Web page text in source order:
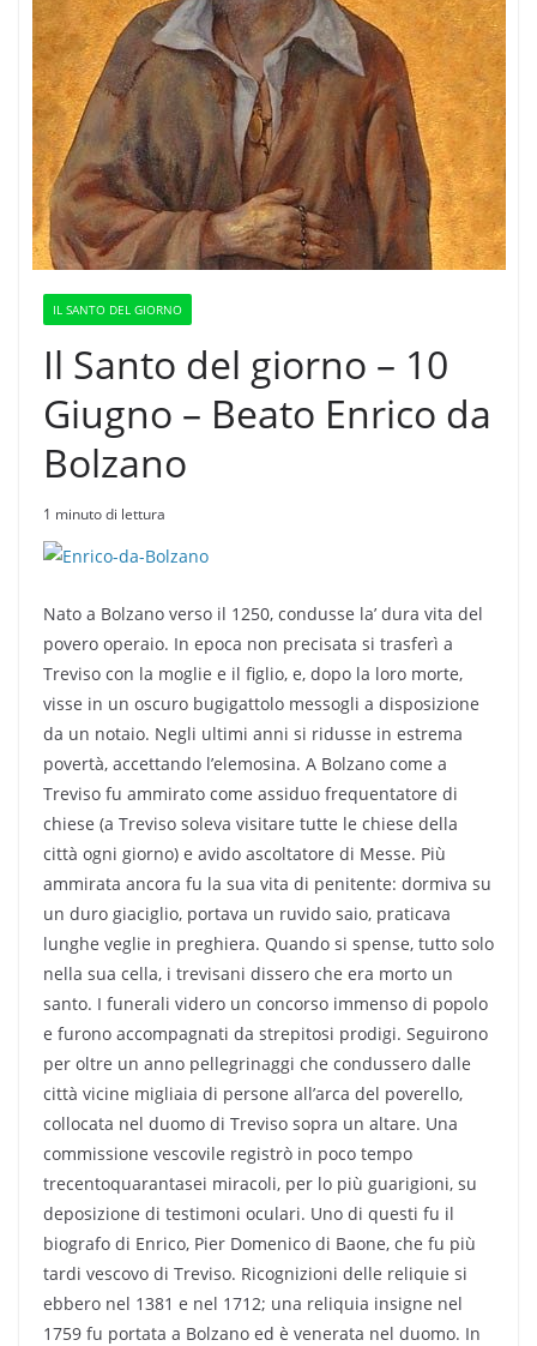
IL SANTO DEL GIORNO
Il Santo del giorno – 10
Giugno – Beato Enrico da
Bolzano
1 minuto di lettura
Nato a Bolzano verso il 1250, condusse la’ dura vita del
povero operaio. In epoca non precisata si trasferì a
Treviso con la moglie e il figlio, e, dopo la loro morte,
visse in un oscuro bugigattolo messogli a disposizione
da un notaio. Negli ultimi anni si ridusse in estrema
povertà, accettando l’elemosina. A Bolzano come a
Treviso fu ammirato come assiduo frequentatore di
chiese (a Treviso soleva visitare tutte le chiese della
città ogni giorno) e avido ascoltatore di Messe. Più
ammirata ancora fu la sua vita di penitente: dormiva su
un duro giaciglio, portava un ruvido saio, praticava
lunghe veglie in preghiera. Quando si spense, tutto solo
nella sua cella, i trevisani dissero che era morto un
santo. I funerali videro un concorso immenso di popolo
e furono accompagnati da strepitosi prodigi. Seguirono
per oltre un anno pellegrinaggi che condussero dalle
città vicine migliaia di persone all’arca del poverello,
collocata nel duomo di Treviso sopra un altare. Una
commissione vescovile registrò in poco tempo
trecentoquarantasei miracoli, per lo più guarigioni, su
deposizione di testimoni oculari. Uno di questi fu il
biografo di Enrico, Pier Domenico di Baone, che fu più
tardi vescovo di Treviso. Ricognizioni delle reliquie si
ebbero nel 1381 e nel 1712; una reliquia insigne nel
1759 fu portata a Bolzano ed è venerata nel duomo. In